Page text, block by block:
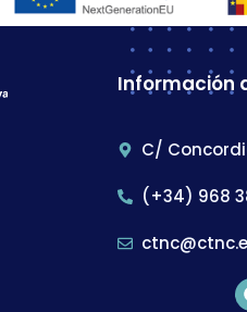
Información
C/
(+34) 968